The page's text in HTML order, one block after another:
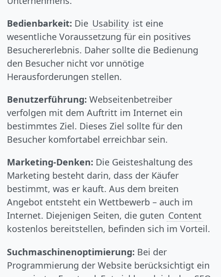
Bedienbarkeit: Die Usability ist eine
wesentliche Voraussetzung für ein positives
Besuchererlebnis. Daher sollte die Bedienung
den Besucher nicht vor unnötige
Herausforderungen stellen.
Benutzerführung:Webseitenbetreiber
verfolgen mit dem Auftritt im Internet ein
bestimmtes Ziel. Dieses Ziel sollte für den
Besucher komfortabel erreichbar sein.
Marketing-Denken: Die Geisteshaltung des
Marketing besteht darin, dass der Käufer
bestimmt, was er kauft. Aus dem breiten
Angebot entsteht ein Wettbewerb – auch im
Internet. Diejenigen Seiten, die guten Content
kostenlos bereitstellen, befinden sich im Vorteil.
Suchmaschinenoptimierung: Bei der
Programmierung der Website berücksichtigt ein